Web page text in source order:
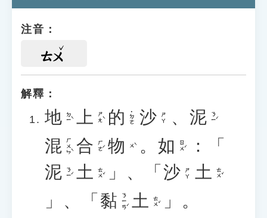
注音：
ㄊㄨ
解釋：
地 ㄉㄧˋ 上 ㄕㄤˋ 的 ˙ㄉㄜ 沙 ㄕㄚ 、 泥 ㄋㄧˊ
混 ㄏㄨㄣˋ 合 ㄏㄜˊ 物 ㄨˋ 。 如 ㄖㄨˊ
：「
泥 ㄋㄧˊ 土 ㄊㄨˇ 」、「 沙 ㄕㄚ 土 ㄊㄨˇ
」、「 黏 ㄋㄧㄢˊ 土 ㄊㄨˇ
」。